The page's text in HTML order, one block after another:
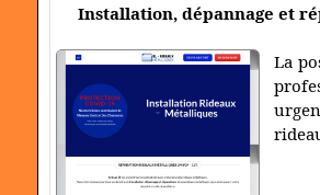
Installation, dépannage et
La